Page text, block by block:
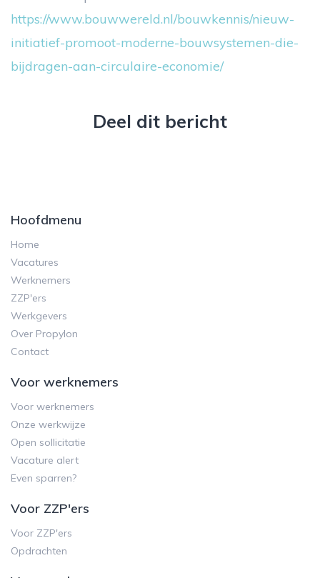
https://www.bouwwereld.nl/bouwkennis/nieuw-
initiatief-promoot-moderne-bouwsystemen-die-
bijdragen-aan-circulaire-economie/
Deel dit bericht
Hoofdmenu
Home
Vacatures
Werknemers
ZZP'ers
Werkgevers
Over Propylon
Contact
Voor werknemers
Voor werknemers
Onze werkwijze
Open sollicitatie
Vacature alert
Even sparren?
Voor ZZP'ers
Voor ZZP'ers
Opdrachten